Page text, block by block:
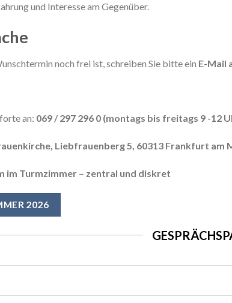
und Interesse am Gegenüber.
noch frei ist, schreiben Sie bitte ein E-Mail
an: 069 / 297 296 0 (montags bis freitags 9 -12
Liebfrauenberg 5, 60313 Frankfurt am
im Turmzimmer – zentral und diskret
2026